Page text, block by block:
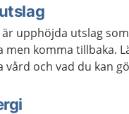
upphöjda utslag
men komma tillbaka.
vård och vad du kan